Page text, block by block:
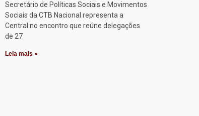
Secretário de Políticas Sociais e Movimentos
Sociais da CTB Nacional representa a
Central no encontro que reúne delegações
de 27
Leia mais »